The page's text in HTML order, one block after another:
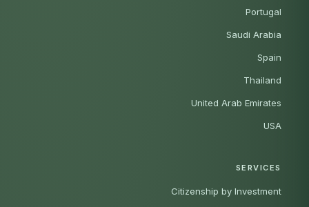
Portugal
Saudi Arabia
Spain
Thailand
United Arab Emirates
USA
SERVICES
Citizenship by Investment